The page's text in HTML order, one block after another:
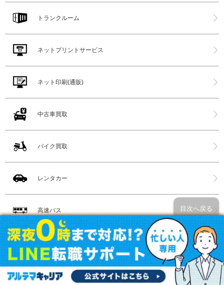
トランクルーム
ネットプリントサービス
ネット印刷(通販)
中古車買取
バイク買取
レンタカー
高速バス
格安空港
【茨城県】脱毛サロン
目次へ戻る